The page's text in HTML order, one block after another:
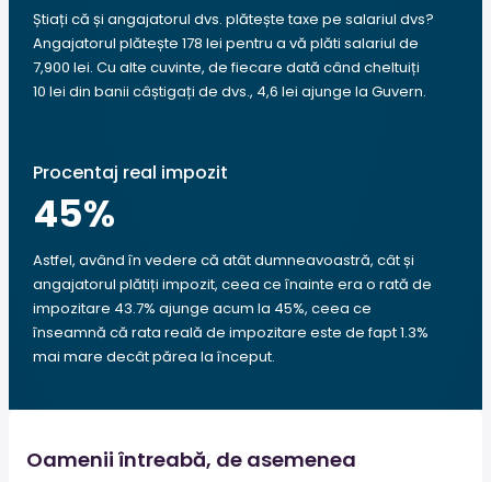
Știați că și angajatorul dvs. plătește taxe pe salariul dvs?
Angajatorul plătește 178 lei pentru a vă plăti salariul de
7,900 lei. Cu alte cuvinte, de fiecare dată când cheltuiți
10 lei din banii câștigați de dvs., 4,6 lei ajunge la Guvern.
Procentaj real impozit
45%
Astfel, având în vedere că atât dumneavoastră, cât și
angajatorul plătiți impozit, ceea ce înainte era o rată de
impozitare 43.7% ajunge acum la 45%, ceea ce
înseamnă că rata reală de impozitare este de fapt 1.3%
mai mare decât părea la început.
Oamenii întreabă, de asemenea